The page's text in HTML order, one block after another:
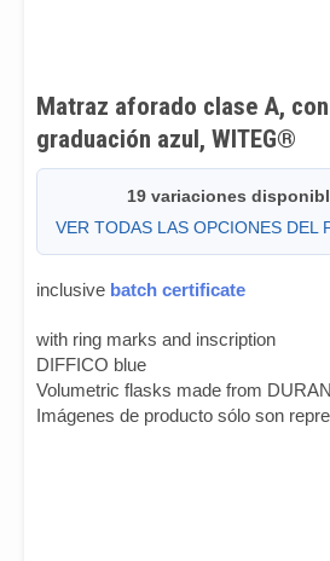
Matraz aforado clase A,
graduación azul, WITEG®
19 variaciones
VER TODAS LAS OPCIONES DEL
inclusive batch certificate
with ring marks and inscription
DIFFICO blue
Volumetric flasks made from
Imágenes de producto sólo son